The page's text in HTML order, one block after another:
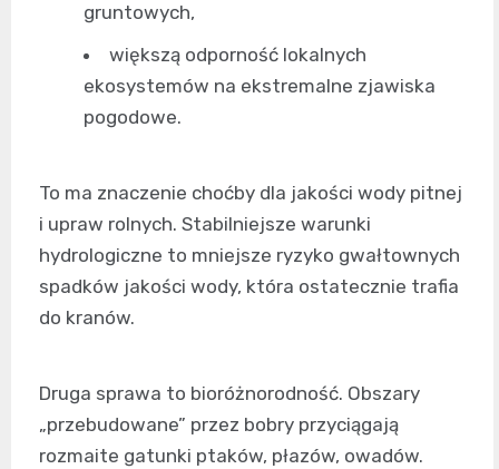
gruntowych,
większą odporność lokalnych
ekosystemów na ekstremalne zjawiska
pogodowe.
To ma znaczenie choćby dla jakości wody pitnej
i upraw rolnych. Stabilniejsze warunki
hydrologiczne to mniejsze ryzyko gwałtownych
spadków jakości wody, która ostatecznie trafia
do kranów.
Druga sprawa to bioróżnorodność. Obszary
„przebudowane” przez bobry przyciągają
rozmaite gatunki ptaków, płazów, owadów.